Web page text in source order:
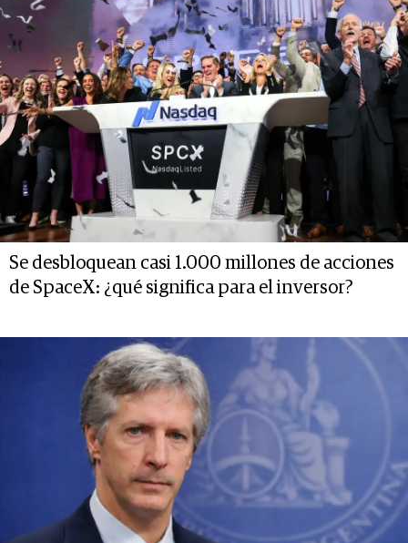
Se desbloquean casi 1.000 millones de acciones
de SpaceX: ¿qué significa para el inversor?